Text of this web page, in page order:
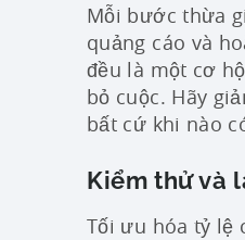
Mỗi bước thừa
quảng cáo và
đều là một cơ
bỏ cuộc. Hãy
bất cứ khi nào
Kiểm thử và
Tối ưu hóa tỷ lệ